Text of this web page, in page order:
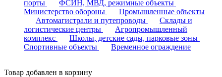
порты
ФСИН, МВД, режимные объекты
Министерство обороны
Промышленные объекты
Автомагистрали и путепроводы
Склады и
логистические центры
Агропромышленный
комплекс
Школы, детские сады, парковые зоны
Спортивные объекты
Временное ограждение
Товар добавлен в корзину